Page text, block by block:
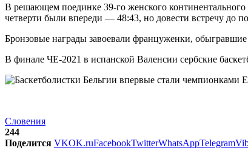
В решающем поединке 39-го женского
четверти были впереди — 48:43, но довести встречу до
Бронзовые награды завоевали француженки,
В финале ЧЕ-2021 в испанской Валенсии сербские
Словения
244
Поделится VKOK.ruFacebookTwitterWhatsAppTelegram